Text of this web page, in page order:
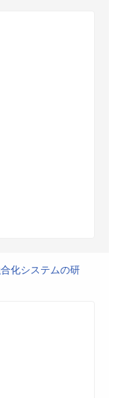
化システムの研